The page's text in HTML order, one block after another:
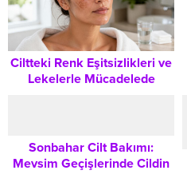
Ciltteki Renk Eşitsizlikleri ve
Lekelerle Mücadelede
Sonbahar Cilt Bakımı:
Mevsim Geçişlerinde Cildin